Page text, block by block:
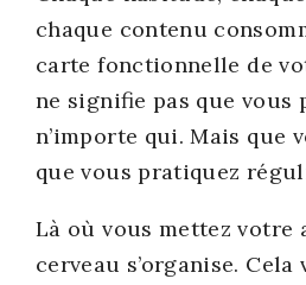
chaque conte­nu
carte fonc­tion­nelle de
ne signi­fie pas que vous
n’importe qui. Mais que
que vous pra­ti­quez
Là où vous met­tez votre
cer­veau s’organise.